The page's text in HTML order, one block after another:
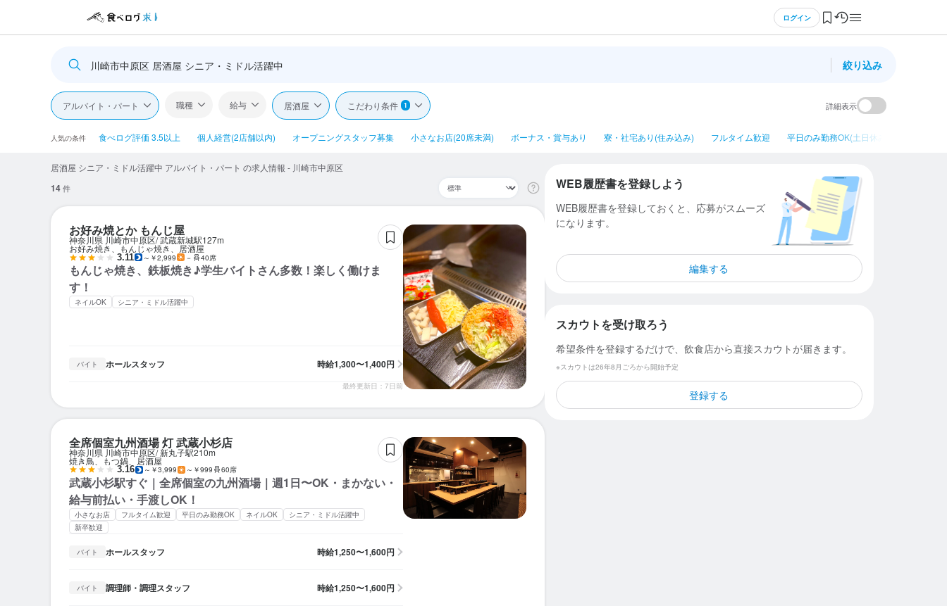
ログイン
川崎市中原区 居酒屋 シニア・ミドル活躍中 絞り込み
アルバイト・パート 職種 給与 居酒屋 こだわり条件 1 詳細表示
人気の条件 食べログ評価 3.5以上 個人経営(2店舗以内) オープニングスタッフ募集 小さなお店(20席未満) ボーナス・賞与あり 寮・社宅あり(住み込み) フルタイム歓迎 平日のみ勤務OK(土日休み)
居酒屋 シニア・ミドル活躍中 アルバイト・パート の求人情報 - 川崎市中原区
14件
お好み焼とか もんじ屋
神奈川県 川崎市中原区 武蔵新城駅127m
お好み焼き、もんじゃ焼き、居酒屋
3.11 ～￥2,999 － 40席
もんじゃ焼き、鉄板焼き♪学生バイトさん多数！楽しく働けま
す！
ネイルOK シニア・ミドル活躍中
バイト ホールスタッフ 時給1,300〜1,400円
最終更新日：7日前
全席個室九州酒場 灯 武蔵小杉店
神奈川県 川崎市中原区 新丸子駅210m
焼き鳥、もつ鍋、居酒屋
3.16 ～￥3,999 ～￥999 60席
武蔵小杉駅すぐ｜全席個室の九州酒場｜週1日〜OK・まかない・
給与前払い・手渡しOK！
小さなお店 フルタイム歓迎 平日のみ勤務OK ネイルOK
シニア・ミドル活躍中
新卒歓迎
バイト ホールスタッフ 時給1,250〜1,600円
バイト 調理師・調理スタッフ 時給1,250〜1,600円
WEB履歴書を登録しよう
WEB履歴書を登録しておくと、応募がスムーズ
になります。
編集する
スカウトを受け取ろう
希望条件を登録するだけで、飲食店から直接スカウトが届きます。
※スカウトは26年8月ごろから開始予定
登録する